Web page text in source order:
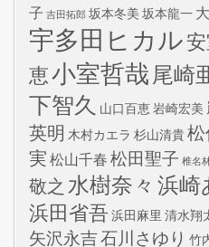
子 吉田拓郎 坂本冬美 坂本龍一
宇多田ヒカル
恵小室哲哉 尾崎
下智久 山口百恵岩崎宏美
英明 木村カエラ 杉山清貴松
実 松山千春 松田聖子 椎名
敬之 水樹奈々 浜崎
浜田省吾 浜田麻里 清水翔
矢沢永吉石川さゆり 竹